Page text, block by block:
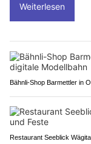
Weiterlesen
Bähnli-Shop Barmettler in
Restaurant Seeblick